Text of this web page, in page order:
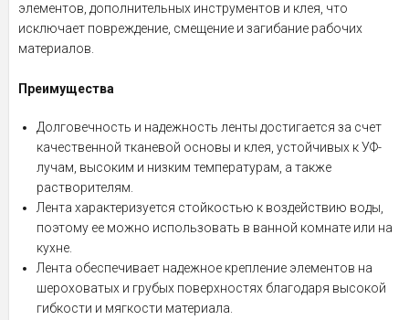
элементов, дополнительных инструментов и клея, что
исключает повреждение, смещение и загибание рабочих
материалов.
Преимущества
Долговечность и надежность ленты достигается за счет
качественной тканевой основы и клея, устойчивых к УФ-
лучам, высоким и низким температурам, а также
растворителям.
Лента характеризуется стойкостью к воздействию воды,
поэтому ее можно использовать в ванной комнате или на
кухне.
Лента обеспечивает надежное крепление элементов на
шероховатых и грубых поверхностях благодаря высокой
гибкости и мягкости материала.